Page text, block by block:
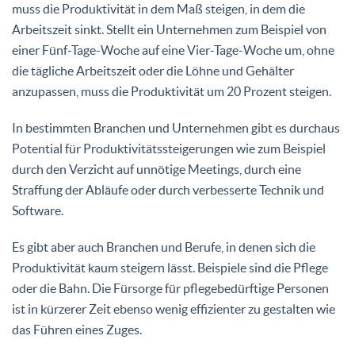
muss die Produktivität in dem Maß steigen, in dem die
Arbeitszeit sinkt. Stellt ein Unternehmen zum Beispiel von
einer Fünf-Tage-Woche auf eine Vier-Tage-Woche um, ohne
die tägliche Arbeitszeit oder die Löhne und Gehälter
anzupassen, muss die Produktivität um 20 Prozent steigen.
In bestimmten Branchen und Unternehmen gibt es durchaus
Potential für Produktivitätssteigerungen wie zum Beispiel
durch den Verzicht auf unnötige Meetings, durch eine
Straffung der Abläufe oder durch verbesserte Technik und
Software.
Es gibt aber auch Branchen und Berufe, in denen sich die
Produktivität kaum steigern lässt. Beispiele sind die Pflege
oder die Bahn. Die Fürsorge für pflegebedürftige Personen
ist in kürzerer Zeit ebenso wenig effizienter zu gestalten wie
das Führen eines Zuges.